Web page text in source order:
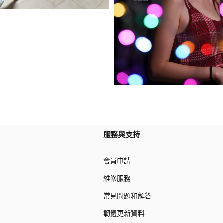
服務與支持
會員申請
維修服務
常見問題和解答
韌體更新資料